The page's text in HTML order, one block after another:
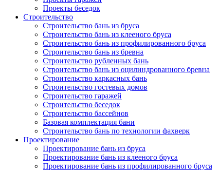
Проекты беседок
Строительство
Строительство бань из бруса
Строительство бань из клееного бруса
Строительство бань из профилированного бруса
Строительство бань из бревна
Строительство рубленных бань
Строительство бань из оцилиндрованного бревна
Строительство каркасных бань
Строительство гостевых домов
Строительство гаражей
Строительство беседок
Строительство бассейнов
Базовая комплектация бани
Строительство бань по технологии фахверк
Проектирование
Проектирование бань из бруса
Проектирование бань из клееного бруса
Проектирование бань из профилированного бруса